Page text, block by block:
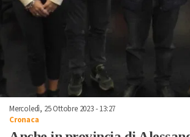
Mercoledì, 25 Ottobre 2023 - 13:27
Cronaca